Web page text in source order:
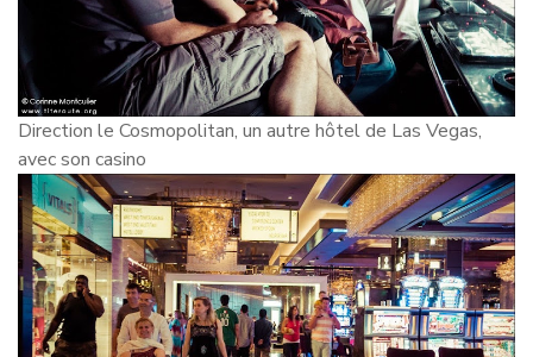
Direction le Cosmopolitan, un autre hôtel de Las Vegas,
avec son casino